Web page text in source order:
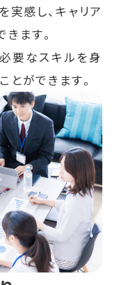
感し、キャリア
ます。
要なスキルを身
ができます。